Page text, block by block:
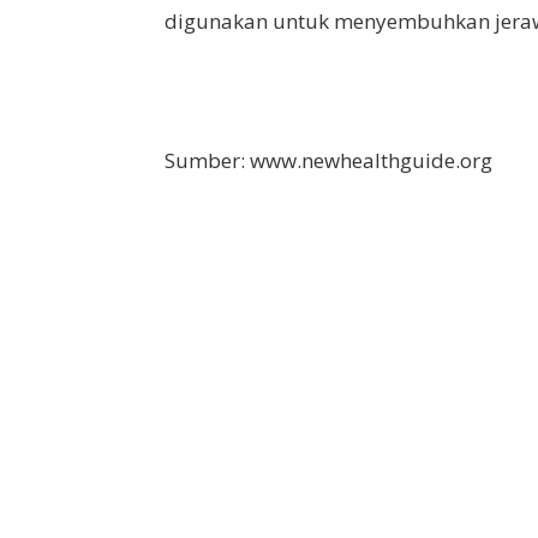
digunakan untuk menyembuhkan
Sumber: www.newhealthguide.org